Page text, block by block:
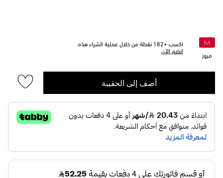
ميوز
اكسب +182 نقطة من خلال عملية الشراء هذه.
انضم الآن
أضف إلى الحقيبة